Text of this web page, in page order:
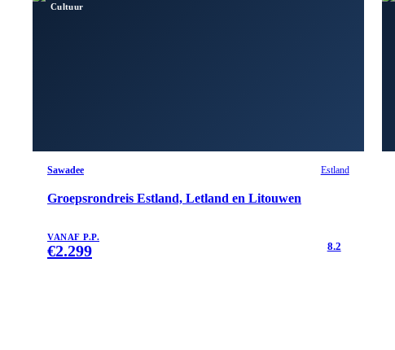
Cultuur
Sawadee Estland
Groepsrondreis Estland, Letland en Litouwen
VANAF P.P.
€2.299 8.2